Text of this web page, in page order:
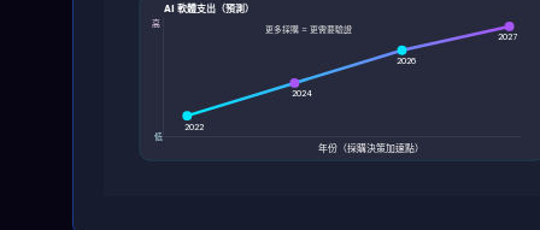
低
高
年份（採購決策加速點）
AI 軟體支出（預測）
2022
2024
2026
2027
更多採購 = 更需要驗證